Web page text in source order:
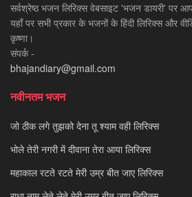
सर्वश्रेष्ठ भजन लिरिक्स वेबसाइट 'भजन डायरी' पर
यहाँ पर सभी प्रकार के भजनों के हिंदी लिरिक्स और
कृष्णा।
संपर्क -
bhajandiary@gmail.com
नवीनतम भजन
जो ठीक लगे तुझको देना तू श्याम वही लिरिक्स
भोले तेरी नगरी में दीवाना तेरा आया लिरिक्स
महाकाल रटते रटते मेरी उम्र बीत जाए लिरिक्स